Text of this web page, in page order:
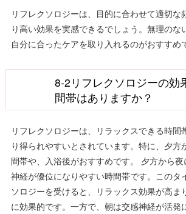
リフレクソロジーは、目的に合わせて適切な
り高い効果を実感できるでしょう。無理のな
自分に合ったケアを取り入れるのがおすすめ
8-2リフレクソロジーの効
間帯はありますか？
リフレクソロジーは、リラックスできる時間
り得られやすいとされています。特に、夕方
間帯や、入浴後がおすすめです。 夕方から
神経が優位になりやすい時間帯です。このタ
ソロジーを受けると、リラックス効果が高ま
に効果的です。一方で、朝は交感神経が活発